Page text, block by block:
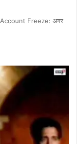
Freeze: अगर